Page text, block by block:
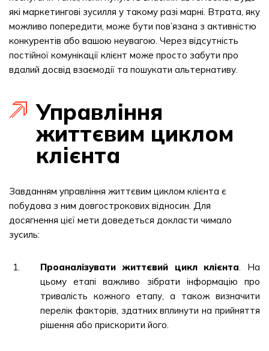
які маркетингові зусилля у такому разі марні. Втрата, яку
можливо попередити, може бути пов’язана з активністю
конкурентів або вашою неувагою. Через відсутність
постійної комунікації клієнт може просто забути про
вдалий досвід взаємодії та пошукати альтернативу.
Управління
життєвим циклом
клієнта
Завданням управління життєвим циклом клієнта є
побудова з ним довгострокових відносин. Для
досягнення цієї мети доведеться докласти чимало
зусиль:
Проаналізувати життєвий цикл клієнта. На
цьому етапі важливо зібрати інформацію про
тривалість кожного етапу, а також визначити
перелік факторів, здатних вплинути на прийняття
рішення або прискорити його.